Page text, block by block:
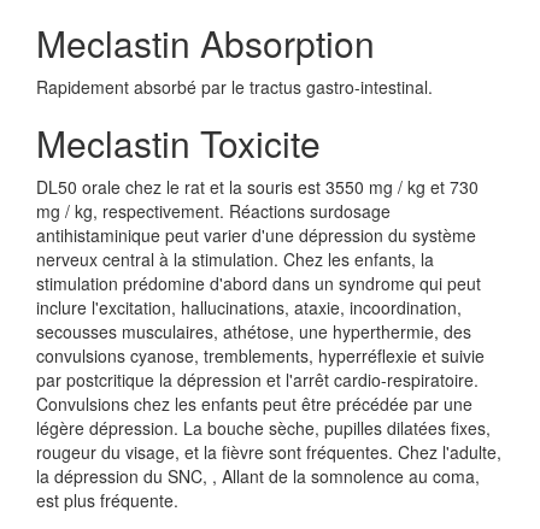
Meclastin Absorption
Rapidement absorbé par le tractus gastro-intestinal.
Meclastin Toxicite
DL50 orale chez le rat et la souris est 3550 mg / kg et 730
mg / kg, respectivement. Réactions surdosage
antihistaminique peut varier d'une dépression du système
nerveux central à la stimulation. Chez les enfants, la
stimulation prédomine d'abord dans un syndrome qui peut
inclure l'excitation, hallucinations, ataxie, incoordination,
secousses musculaires, athétose, une hyperthermie, des
convulsions cyanose, tremblements, hyperréflexie et suivie
par postcritique la dépression et l'arrêt cardio-respiratoire.
Convulsions chez les enfants peut être précédée par une
légère dépression. La bouche sèche, pupilles dilatées fixes,
rougeur du visage, et la fièvre sont fréquentes. Chez l'adulte,
la dépression du SNC, , Allant de la somnolence au coma,
est plus fréquente.